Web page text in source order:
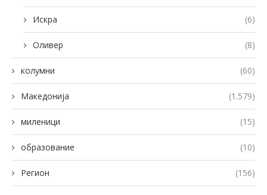
Искра (6)
Оливер (8)
колумни (60)
Македонија (1.579)
миленици (15)
образование (10)
Регион (156)